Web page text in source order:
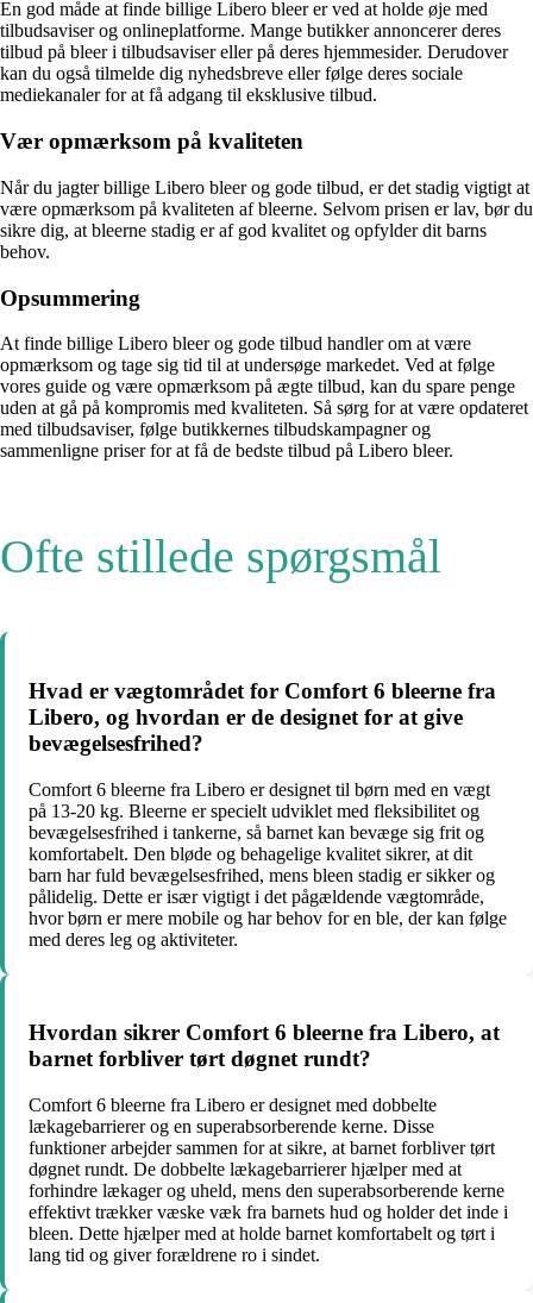
En god måde at finde billige Libero bleer er ved at holde øje med
tilbudsaviser og onlineplatforme. Mange butikker annoncerer deres
tilbud på bleer i tilbudsaviser eller på deres hjemmesider. Derudover
kan du også tilmelde dig nyhedsbreve eller følge deres sociale
mediekanaler for at få adgang til eksklusive tilbud.
Vær opmærksom på kvaliteten
Når du jagter billige Libero bleer og gode tilbud, er det stadig vigtigt at
være opmærksom på kvaliteten af bleerne. Selvom prisen er lav, bør du
sikre dig, at bleerne stadig er af god kvalitet og opfylder dit barns
behov.
Opsummering
At finde billige Libero bleer og gode tilbud handler om at være
opmærksom og tage sig tid til at undersøge markedet. Ved at følge
vores guide og være opmærksom på ægte tilbud, kan du spare penge
uden at gå på kompromis med kvaliteten. Så sørg for at være opdateret
med tilbudsaviser, følge butikkernes tilbudskampagner og
sammenligne priser for at få de bedste tilbud på Libero bleer.
Ofte stillede spørgsmål
Hvad er vægtområdet for Comfort 6 bleerne fra
Libero, og hvordan er de designet for at give
bevægelsesfrihed?
Comfort 6 bleerne fra Libero er designet til børn med en vægt
på 13-20 kg. Bleerne er specielt udviklet med fleksibilitet og
bevægelsesfrihed i tankerne, så barnet kan bevæge sig frit og
komfortabelt. Den bløde og behagelige kvalitet sikrer, at dit
barn har fuld bevægelsesfrihed, mens bleen stadig er sikker og
pålidelig. Dette er især vigtigt i det pågældende vægtområde,
hvor børn er mere mobile og har behov for en ble, der kan følge
med deres leg og aktiviteter.
Hvordan sikrer Comfort 6 bleerne fra Libero, at
barnet forbliver tørt døgnet rundt?
Comfort 6 bleerne fra Libero er designet med dobbelte
lækagebarrierer og en superabsorberende kerne. Disse
funktioner arbejder sammen for at sikre, at barnet forbliver tørt
døgnet rundt. De dobbelte lækagebarrierer hjælper med at
forhindre lækager og uheld, mens den superabsorberende kerne
effektivt trækker væske væk fra barnets hud og holder det inde i
bleen. Dette hjælper med at holde barnet komfortabelt og tørt i
lang tid og giver forældrene ro i sindet.